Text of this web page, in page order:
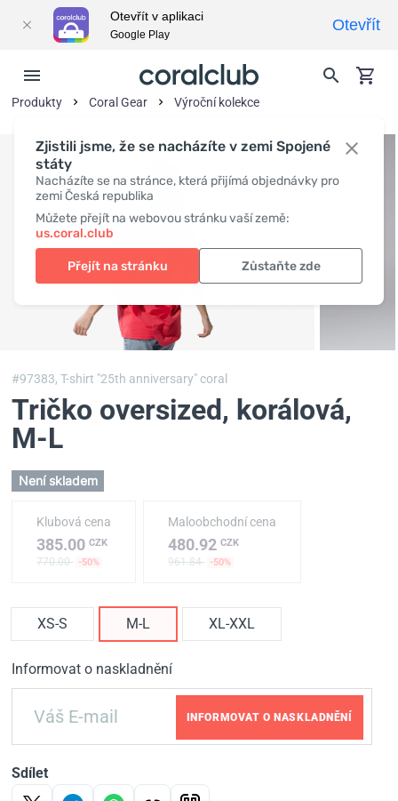
Zjistili jsme, že se nacházíte v zemi Spojené
státy
Nacházíte se na stránce, která přijímá objednávky pro
zemi Česká republika
Můžete přejít na webovou stránku vaší země:
us.coral.club
Přejít na stránku Zůstaňte zde
Produkty Coral Gear Výroční kolekce
#97383,T-shirt "25th anniversary" coral
Tričko oversized, korálová,
M-L
Není skladem
Klubová cena
385.00 CZK
770.00 -50%
Maloobchodní cena
480.92CZK
961.84 -50%
XS-S M-L XL-XXL
Informovat o naskladnění
INFORMOVAT O NASKLADNĚNÍ
Sdílet
Otevřít v aplikaci
Google Play
Otevřít